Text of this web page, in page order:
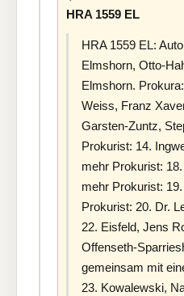
HRA 1559 EL
HRA 1559 EL:
Elmshorn, Otto-
Elmshorn.
Weiss, Franz
Garsten-Zuntz,
Prokurist: 14.
mehr Prokurist:
mehr Prokurist:
Prokurist: 20. Dr.
22. Eisfeld, Jens
Offenseth-
gemeinsam mit
23. Kowalewski,